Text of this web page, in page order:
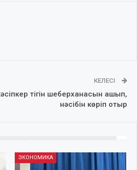
КЕЛЕСІ
тігін шеберханасын ашып,
нәсібін көріп отыр
ЭКОНОМИКА